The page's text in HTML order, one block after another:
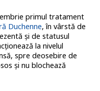
primul tratament
Duchenne, în vârstă de
şi de statusul
la nivelul
spre deosebire de
şi nu blochează